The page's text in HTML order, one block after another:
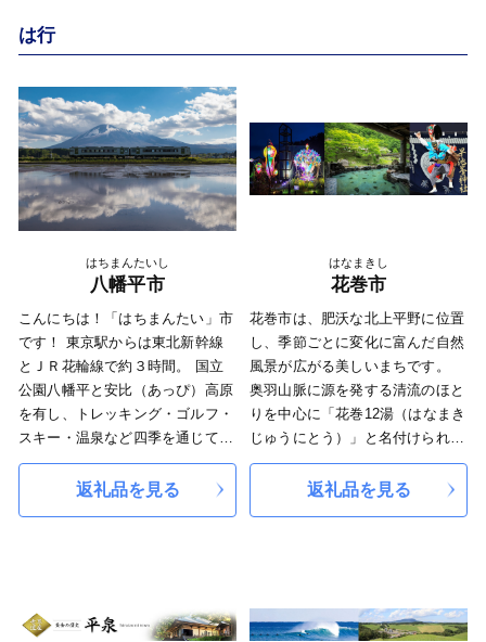
で醸造されたビールと、市内のさ
まざまな資源を掛け合わせた街づ
また、毎年秋にキリンビールから
発売される「一番搾りとれたてホ
ップ生ビール」は遠野産のフレッ
シュなホップを使用したビール
で、人気返礼品の一つとなってい
ます。
統芸能が地区ごとに伝承され、そ
の数はおよそ50団体以上ありま
す。古くから残る伝統や物語を次
世代へ語り継ぎながらも、新しい
風を取り込み、常に新鮮な発展を
遂げています。
今後も古きを残しつつ、新しく生
み出す力を絶やさぬよう、「日本
のふるさと」であり続けられれば
と思います。
がグルメを魅了します。
物を、昔ながらの方法で、自然に
生まれた財産を自慢できる西和賀
町です。
湯本温泉、湯川温泉、巣郷温泉な
ど豊富な温泉郷が、ここに住む
人、みんなの心身を癒してくれる
豊かな地域です。
が見どころです。また、野田村の
名産「のだ塩」や「荒海ホタ
豊富な食材の宝庫になっていま
す。「のだ塩」は昔から有名で、
内陸の都市部に運ばれ、お米など
との物々交換がされてきました。
「のだ塩」を運んだ道のことを
「塩の道」と言い、盛岡市や秋田
は行
はちまんたいし
八幡平市
こんにちは！「はちまんたい」市
です！ 東京駅からは東北新幹線
とＪＲ花輪線で約３時間。 国立
公園八幡平と安比（あっぴ）高原
を有し、トレッキング・ゴルフ・
スキー・温泉など四季を通じて楽
しめる東北でも有数のリゾート地
です。 八幡平市では返礼品の集
障がいをもっていてもやりがいを
返礼品を見る
はなまきし
花巻市
花巻市は、肥沃な北上平野に位置
し、季節ごとに変化に富んだ自然
風景が広がる美しいまちです。
奥羽山脈に源を発する清流のほと
りを中心に「花巻12湯（はなまき
じゅうにとう）」と名付けられた
12の温泉、また、宮沢賢治や萬鉄
五郎などの世界的に知られる先人
返礼品を見る